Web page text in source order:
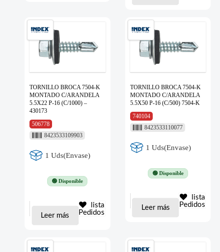
TORNILLO BROCA 7504-K
MONTADO C/ARANDELA
5.5X22 P-16 (C/1000) –
430173
506778
8423533109903
1 Uds(Envase)
🟢 Disponible
Leer más
lista
Pedidos
TORNILLO BROCA 7504-K
MONTADO C/ARANDELA
5.5X50 P-16 (C/500) 7504-K
740104
8423533110077
1 Uds(Envase)
🟢 Disponible
Leer más
lista
Pedidos